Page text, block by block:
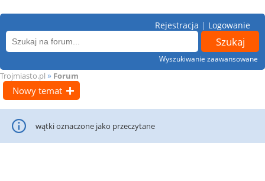
Wyszukiwanie zaawansowane
Rejestracja | Logowanie
Trojmiasto.pl » Forum
Nowy temat
wątki oznaczone jako przeczytane